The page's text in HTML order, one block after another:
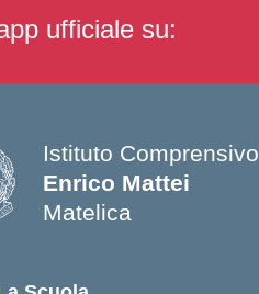
ufficiale su:
Istituto Comprensivo
Enrico Mattei
Matelica